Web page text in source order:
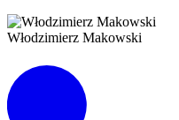
Włodzimierz Makowski